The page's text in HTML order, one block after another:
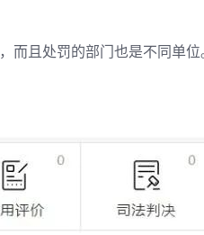
且处罚的部门也是不同单位